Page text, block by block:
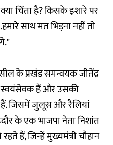
चिंता है? किसके इशारे पर
साथ मत भिड़ना नहीं तो
के प्रखंड समन्वयक जीतेंद्र
हैं और उसकी
हैं. जिसमें जुलूस और रैलियां
के एक भाजपा नेता निशांत
हैं, जिन्हें मुख्यमंत्री चौहान